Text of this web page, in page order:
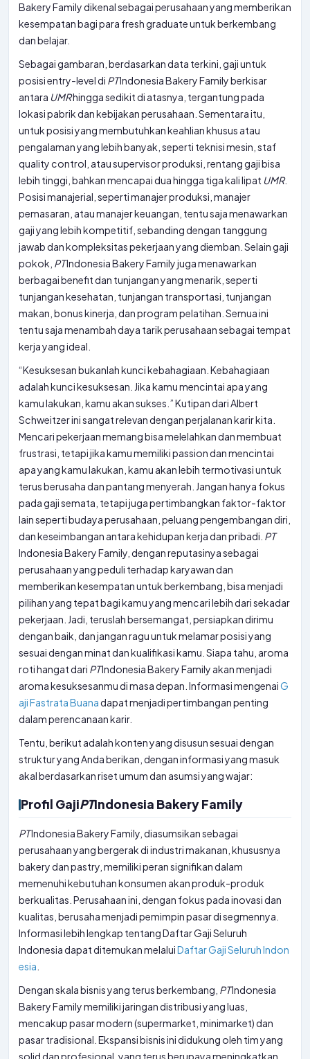
Bakery Family dikenal sebagai perusahaan yang memberikan
kesempatan bagi para fresh graduate untuk berkembang
dan belajar.
Sebagai gambaran, berdasarkan data terkini, gaji untuk
posisi entry-level di PTIndonesia Bakery Family berkisar
antara UMRhingga sedikit di atasnya, tergantung pada
lokasi pabrik dan kebijakan perusahaan. Sementara itu,
untuk posisi yang membutuhkan keahlian khusus atau
pengalaman yang lebih banyak, seperti teknisi mesin, staf
quality control, atau supervisor produksi, rentang gaji bisa
lebih tinggi, bahkan mencapai dua hingga tiga kali lipat UMR.
Posisi manajerial, seperti manajer produksi, manajer
pemasaran, atau manajer keuangan, tentu saja menawarkan
gaji yang lebih kompetitif, sebanding dengan tanggung
jawab dan kompleksitas pekerjaan yang diemban. Selain gaji
pokok, PTIndonesia Bakery Family juga menawarkan
berbagai benefit dan tunjangan yang menarik, seperti
tunjangan kesehatan, tunjangan transportasi, tunjangan
makan, bonus kinerja, dan program pelatihan. Semua ini
tentu saja menambah daya tarik perusahaan sebagai tempat
kerja yang ideal.
“Kesuksesan bukanlah kunci kebahagiaan. Kebahagiaan
adalah kunci kesuksesan. Jika kamu mencintai apa yang
kamu lakukan, kamu akan sukses.” Kutipan dari Albert
Schweitzer ini sangat relevan dengan perjalanan karir kita.
Mencari pekerjaan memang bisa melelahkan dan membuat
frustrasi, tetapi jika kamu memiliki passion dan mencintai
apa yang kamu lakukan, kamu akan lebih termotivasi untuk
terus berusaha dan pantang menyerah. Jangan hanya fokus
pada gaji semata, tetapi juga pertimbangkan faktor-faktor
lain seperti budaya perusahaan, peluang pengembangan diri,
dan keseimbangan antara kehidupan kerja dan pribadi. PT
Indonesia Bakery Family, dengan reputasinya sebagai
perusahaan yang peduli terhadap karyawan dan
memberikan kesempatan untuk berkembang, bisa menjadi
pilihan yang tepat bagi kamu yang mencari lebih dari sekadar
pekerjaan. Jadi, teruslah bersemangat, persiapkan dirimu
dengan baik, dan jangan ragu untuk melamar posisi yang
sesuai dengan minat dan kualifikasi kamu. Siapa tahu, aroma
roti hangat dari PTIndonesia Bakery Family akan menjadi
aroma kesuksesanmu di masa depan. Informasi mengenaiG
aji Fastrata Buanadapat menjadi pertimbangan penting
dalam perencanaan karir.
Tentu, berikut adalah konten yang disusun sesuai dengan
struktur yang Anda berikan, dengan informasi yang masuk
akal berdasarkan riset umum dan asumsi yang wajar:
Profil GajiPTIndonesia Bakery Family
PTIndonesia Bakery Family, diasumsikan sebagai
perusahaan yang bergerak di industri makanan, khususnya
bakery dan pastry, memiliki peran signifikan dalam
memenuhi kebutuhan konsumen akan produk-produk
berkualitas. Perusahaan ini, dengan fokus pada inovasi dan
kualitas, berusaha menjadi pemimpin pasar di segmennya.
Informasi lebih lengkap tentang Daftar Gaji Seluruh
Indonesia dapat ditemukan melaluiDaftar Gaji Seluruh Indon
esia
Dengan skala bisnis yang terus berkembang, PTIndonesia
Bakery Family memiliki jaringan distribusi yang luas,
mencakup pasar modern (supermarket, minimarket) dan
pasar tradisional. Ekspansi bisnis ini didukung oleh tim yang
solid dan profesional, yang terus berupaya meningkatkan